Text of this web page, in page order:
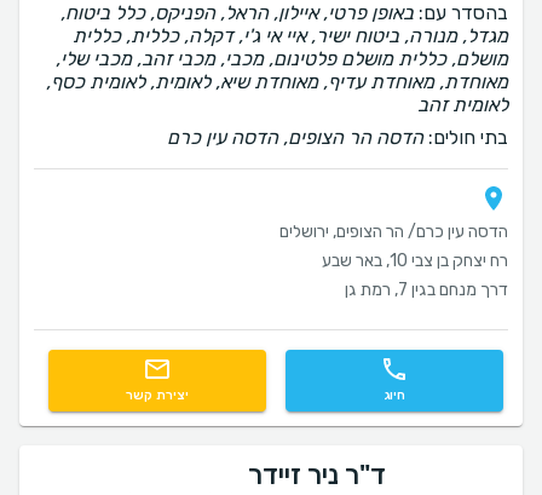
בהסדר עם: באופן פרטי, איילון, הראל, הפניקס, כלל ביטוח,
מגדל, מנורה, ביטוח ישיר, איי אי ג'י, דקלה, כללית, כללית
מושלם, כללית מושלם פלטינום, מכבי, מכבי זהב, מכבי שלי,
מאוחדת, מאוחדת עדיף, מאוחדת שיא, לאומית, לאומית כסף,
לאומית זהב
בתי חולים:הדסה הר הצופים, הדסה עין כרם
הדסה עין כרם/ הר הצופים, ירושלים
רח יצחק בן צבי 10, באר שבע
דרך מנחם בגין 7, רמת גן
חיוג יצירת קשר
ד"ר ניר זיידר